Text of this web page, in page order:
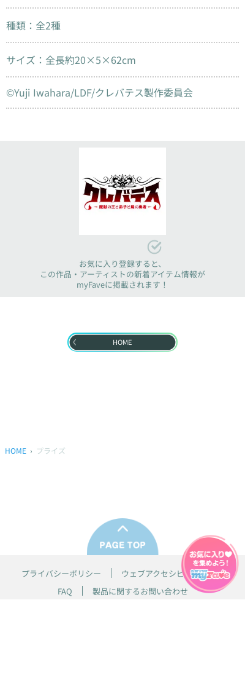
種類：全2種
サイズ：全長約20×5×62cm
©Yuji Iwahara/LDF/クレバテス製作委員会
お気に入り登録すると、
この作品・アーティストの新着アイテム情報が
myFaveに掲載されます！
HOME
HOME プライズ
プライバシーポリシー
ウェブアクセシビリティ方針
FAQ
製品に関するお問い合わせ